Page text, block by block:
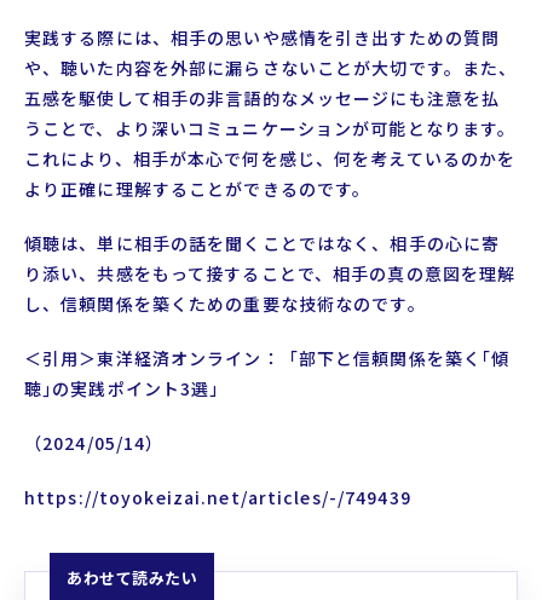
実践する際には、相手の思いや感情を引き出すための質問
や、聴いた内容を外部に漏らさないことが大切です。また、
五感を駆使して相手の非言語的なメッセージにも注意を払
うことで、より深いコミュニケーションが可能となります。
これにより、相手が本心で何を感じ、何を考えているのかを
より正確に理解することができるのです。
傾聴は、単に相手の話を聞くことではなく、相手の心に寄
り添い、共感をもって接することで、相手の真の意図を理解
し、信頼関係を築くための重要な技術なのです。
＜引用＞東洋経済オンライン：「部下と信頼関係を築く｢傾
聴｣の実践ポイント3選」
（2024/05/14）
https://toyokeizai.net/articles/-/749439
あわせて読みたい